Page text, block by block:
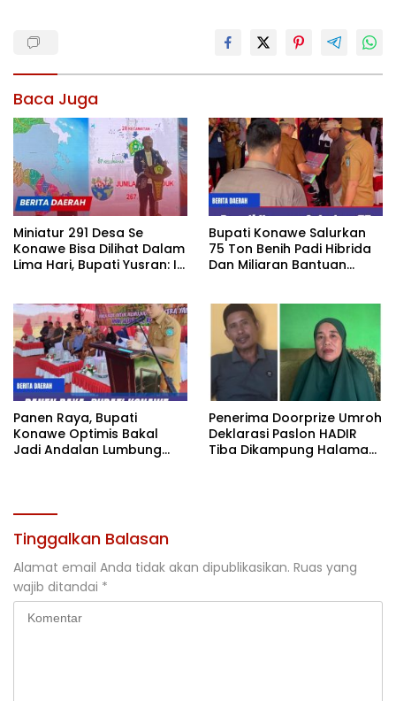
Baca Juga
Miniatur 291 Desa Se
Konawe Bisa Dilihat Dalam
Lima Hari, Bupati Yusran: Ini
Pembangunan
Bupati Konawe Salurkan
75 Ton Benih Padi Hibrida
Dan Miliaran Bantuan
Panen Raya, Bupati
Konawe Optimis Bakal
Jadi Andalan Lumbung
Penerima Doorprize Umroh
Deklarasi Paslon HADIR
Tiba Dikampung Halaman,
Tinggalkan Balasan
Alamat email Anda tidak akan dipublikasikan. Ruas yang
wajib ditandai *